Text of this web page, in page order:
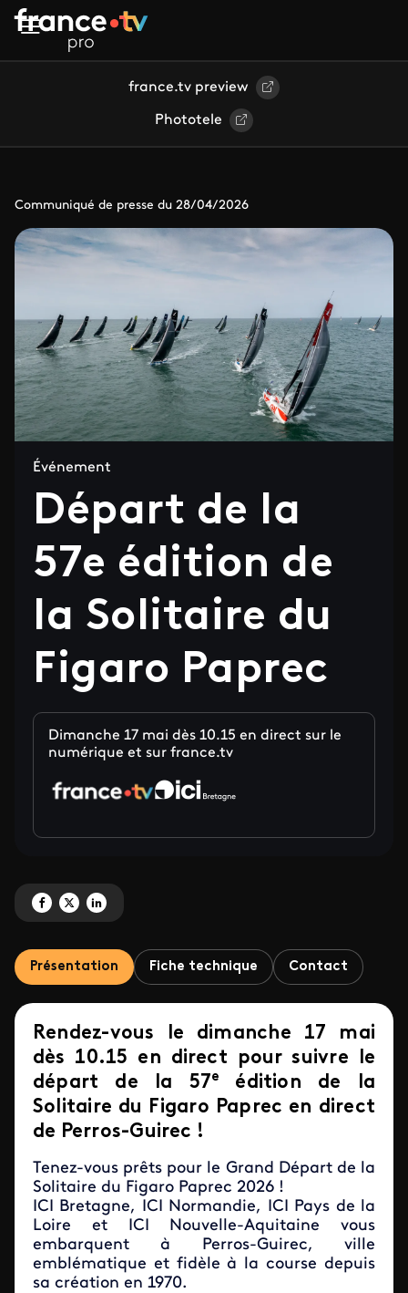
Aller au contenu principal
france.tv preview
Phototele
Communiqué de presse du 28/04/2026
Événement
Départ de la
57e édition de
la Solitaire du
Figaro Paprec
Dimanche 17 mai dès 10.15 en direct sur le
numérique et sur france.tv
Partagez 'Départ de la 57e édition de la Solitaire du Figaro Paprec' sur
Partagez 'Départ de la 57e édition de la Solitaire du Figaro Paprec' sur
Partagez 'Départ de la 57e édition de la Solitaire du Figaro
Présentation Fiche technique Contact
Rendez-vous le dimanche 17 mai
dès 10.15 en direct pour suivre le
départ de la 57e édition de la
Solitaire du Figaro Paprec en direct
de Perros-Guirec !
Tenez-vous prêts pour le Grand Départ de la
Solitaire du Figaro Paprec 2026 !
ICI Bretagne, ICI Normandie, ICI Pays de la
Loire et ICI Nouvelle-Aquitaine vous
embarquent à Perros-Guirec, ville
emblématique et fidèle à la course depuis
sa création en 1970.